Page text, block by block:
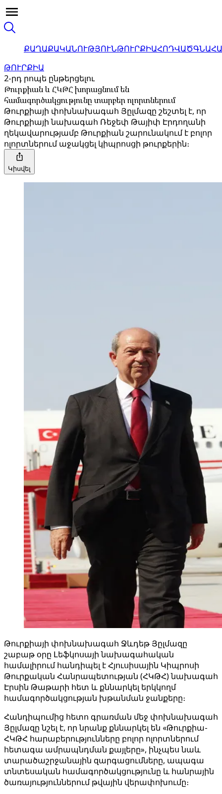
ՔԱՂԱՔԱԿԱՆՈՒԹՅՈՒՆԹՈՒՐՔԻԱՀՈԴՎԱԾ
ԹՈՒՐՔԻԱ
2-րդ րոպե ընթերցելու
Թուրքիան և ՀԿԹՀ խորացնում են
համագործակցությունը տարբեր ոլորտներում
Թուրքիայի փոխնախագահ Յըլմազը շեշտել է, որ
Թուրքիայի նախագահ Ռեջեփ Թայիփ Էրդողանի
ղեկավարությամբ Թուրքիան շարունակում է բոլոր
ոլորտներում աջակցել կիպրոսցի թուրքերին։
Կիսվել
Թուրքիայի փոխնախագահ Ջևդեթ Յըլմազը
շաբաթ օրը Լեֆկոսայի նախագահական
համալիրում հանդիպել է Հյուսիսային Կիպրոսի
Թուրքական Հանրապետության (ՀԿԹՀ) նախագահ
Էրսին Թաթարի հետ և քննարկել երկկողմ
համագործակցության խթանման ջանքերը։
Հանդիպումից հետո գրառման մեջ փոխնախագահ
Յըլմազը նշել է, որ նրանք քննարկել են «Թուրքիա-
ՀԿԹՀ հարաբերությունները բոլոր ոլորտներում
հետագա ամրապնդման քայլերը», ինչպես նաև
տարածաշրջանային զարգացումները, ապագա
տնտեսական համագործակցությունը և հանրային
ծառայություններում թվային վերափոխումը։